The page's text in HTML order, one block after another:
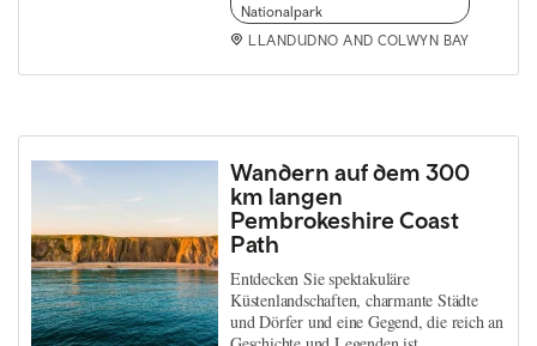
Nationalpark
LLANDUDNO AND COLWYN BAY
Wandern auf dem 300
km langen
Pembrokeshire Coast
Path
Entdecken Sie spektakuläre
Küstenlandschaften, charmante Städte
und Dörfer und eine Gegend, die reich an